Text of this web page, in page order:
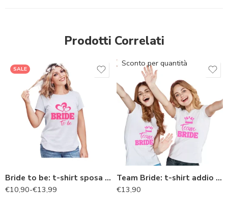
Prodotti Correlati
SALE
Bride to be: t-shirt sposa addio al nubilato
€10,90-€13,99
Sconto per quantità
Team Bride: t-shirt addio al nubilato
€13,90